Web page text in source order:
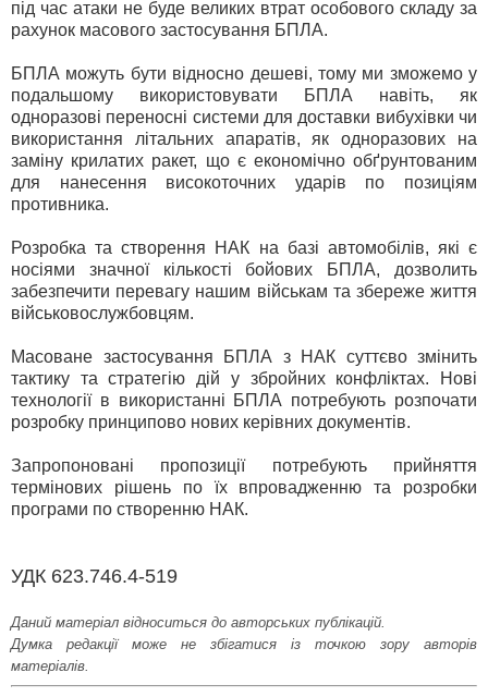
під час атаки не буде великих втрат особового складу за
рахунок масового застосування БПЛА.
БПЛА можуть бути відносно дешеві, тому ми зможемо у
подальшому використовувати БПЛА навіть, як
одноразові переносні системи для доставки вибухівки чи
використання літальних апаратів, як одноразових на
заміну крилатих ракет, що є економічно обґрунтованим
для нанесення високоточних ударів по позиціям
противника.
Розробка та створення НАК на базі автомобілів, які є
носіями значної кількості бойових БПЛА, дозволить
забезпечити перевагу нашим військам та збереже життя
військовослужбовцям.
Масоване застосування БПЛА з НАК суттєво змінить
тактику та стратегію дій у збройних конфліктах. Нові
технології в використанні БПЛА потребують розпочати
розробку принципово нових керівних документів.
Запропоновані пропозиції потребують прийняття
термінових рішень по їх впровадженню та розробки
програми по створенню НАК.
УДК 623.746.4-519
Даний матеріал відноситься до авторських публікацій.
Думка редакції може не збігатися із точкою зору авторів
матеріалів.